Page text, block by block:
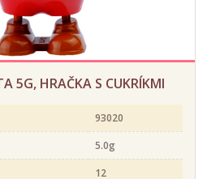
5G, HRAČKA S CUKRÍKMI
93020
5.0g
12